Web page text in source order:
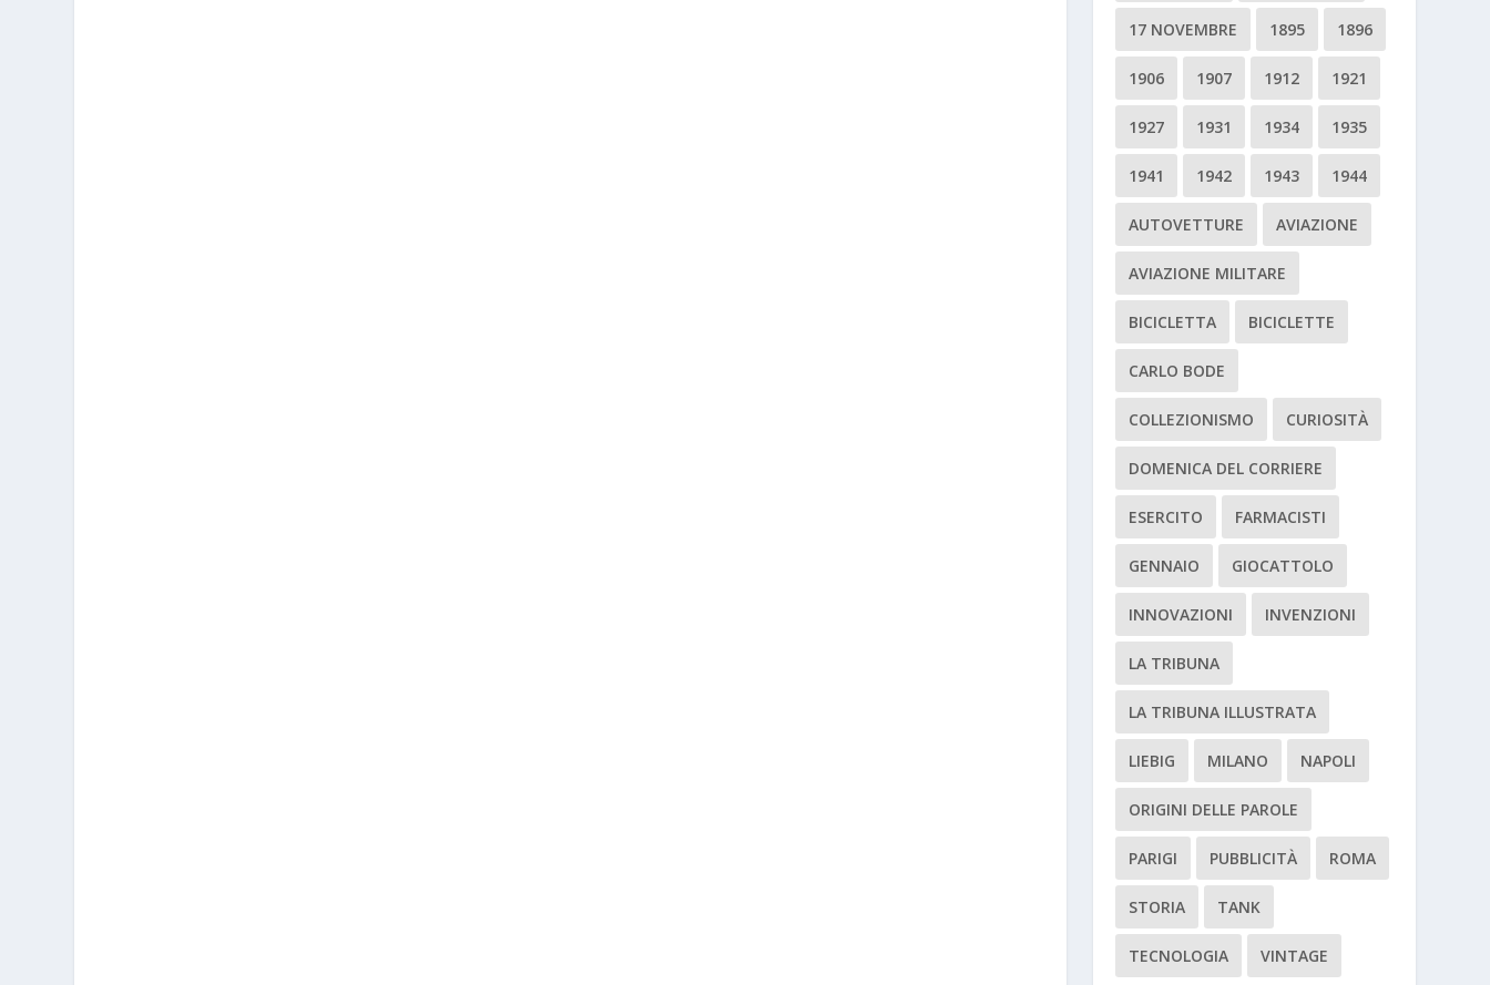
17 NOVEMBRE 1895 1896
1906 1907 1912 1921
1927 1931 1934 1935
1941 1942 1943 1944
AUTOVETTURE AVIAZIONE
AVIAZIONE MILITARE
BICICLETTA BICICLETTE
CARLO BODE
COLLEZIONISMO CURIOSITÀ
DOMENICA DEL CORRIERE
ESERCITO FARMACISTI
GENNAIO GIOCATTOLO
INNOVAZIONI INVENZIONI
LA TRIBUNA
LA TRIBUNA ILLUSTRATA
LIEBIG MILANO NAPOLI
ORIGINI DELLE PAROLE
PARIGI PUBBLICITÀ ROMA
STORIA TANK
TECNOLOGIA VINTAGE